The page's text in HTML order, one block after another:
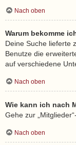
Nach oben
Warum bekomme
Deine Suche lieferte
Benutze die
auf verschiedene
Nach oben
Wie kann ich nach
Gehe zur
Nach oben